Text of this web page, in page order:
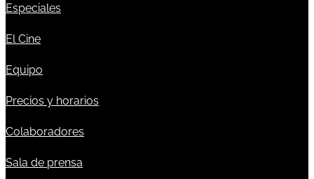
Especiales
El Cine
Equipo
Precios y horarios
Colaboradores
Sala de prensa